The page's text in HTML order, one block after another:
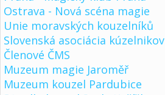
Ostrava - Nová scéna magie
Unie moravských kouzelníků
Slovenská asociácia kúzelnikov
Členové ČMS
Muzeum magie Jaroměř
Muzeum kouzel Pardubice